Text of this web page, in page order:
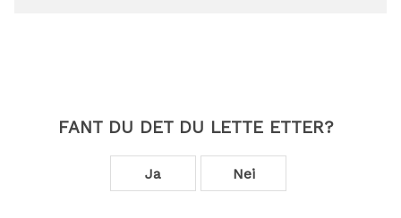
FANT DU DET DU LETTE ETTER?
Ja Nei